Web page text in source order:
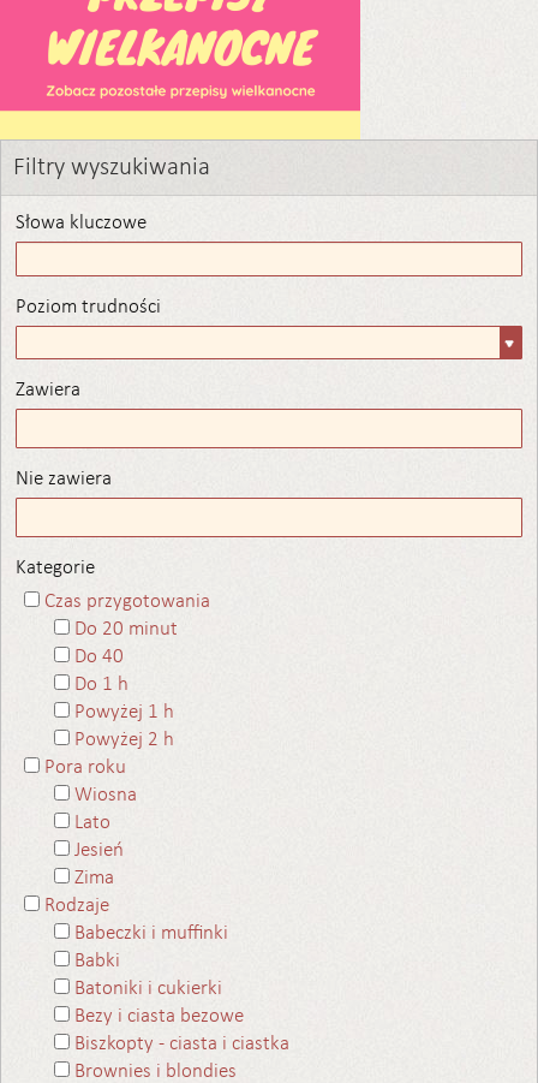
Filtry wyszukiwania
Słowa kluczowe
Poziom trudności
trudności
Zawiera
Nie zawiera
Kategorie
Czas przygotowania
Do 20 minut
Do 40
Do 1 h
Powyżej 1 h
Powyżej 2 h
Pora roku
Wiosna
Lato
Jesień
Zima
Rodzaje
Babeczki i muffinki
Babki
Batoniki i cukierki
Bezy i ciasta bezowe
Biszkopty - ciasta i ciastka
Brownies i blondies